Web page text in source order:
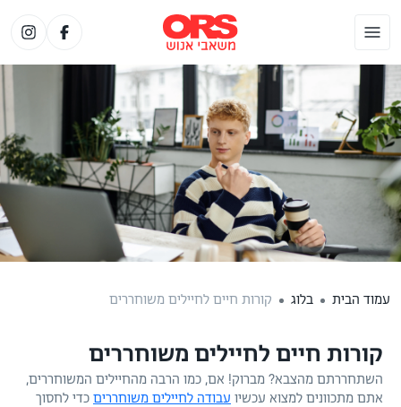
עמוד הבית בלוג קורות חיים לחיילים משוחררים
קורות חיים לחיילים משוחררים
השתחררתם מהצבא? מברוק! אם, כמו הרבה מהחיילים המשוחררים,
אתם מתכוונים למצוא עכשיו עבודה לחיילים משוחררים כדי לחסוך